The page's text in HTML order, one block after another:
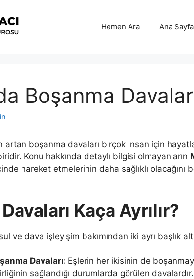
Hemen Ara Ana Sayfa
Boşanma
artan boşanma davaları birçok insan için
Konu hakkında detaylı bilgisi olmayanların
hareket etmelerinin daha sağlıklı olacağını
Kaça Ayrılır?
ve dava işleyişim bakımından iki ayrı başlık
Davaları: Eşlerin her ikisinin de
sağlandığı durumlarda görülen davalardır.